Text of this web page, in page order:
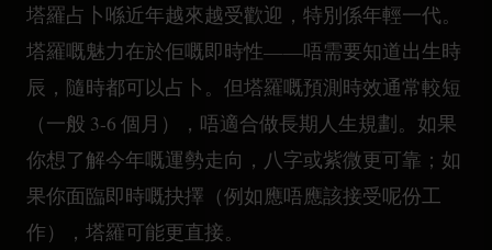
塔羅占卜喺近年越來越受歡迎，特別係年輕一代。
塔羅嘅魅力在於佢嘅即時性——唔需要知道出生時
辰，隨時都可以占卜。但塔羅嘅預測時效通常較短
（一般 3-6 個月），唔適合做長期人生規劃。如果
你想了解今年嘅運勢走向，八字或紫微更可靠；如
果你面臨即時嘅抉擇（例如應唔應該接受呢份工
作），塔羅可能更直接。